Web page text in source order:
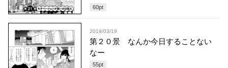
60pt
2019/03/19
第２０景 なんか今日することない
なー
55pt